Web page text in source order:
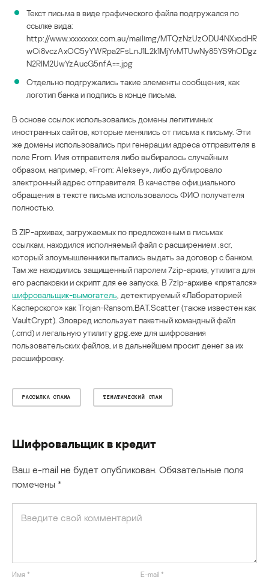
Текст письма в виде графического файла подгружался по
ссылке вида:
http://www.хххххххх.com.au/mailimg/MTQzNzUzODU4NXxodHR
wOi8vczAxOC5yYWRpa2FsLnJ1L2k1MjYvMTUwNy85YS9hODgz
N2RlM2UwYzAucG5nfA==.jpg
Отдельно подгружались такие элементы сообщения, как
логотип банка и подпись в конце письма.
В основе ссылок использовались домены легитимных
иностранных сайтов, которые менялись от письма к письму. Эти
же домены использовались при генерации адреса отправителя в
поле From. Имя отправителя либо выбиралось случайным
образом, например, «From: Aleksey», либо дублировало
электронный адрес отправителя. В качестве официального
обращения в тексте письма использовалось ФИО получателя
полностью.
В ZIP-архивах, загружаемых по предложенным в письмах
ссылкам, находился исполняемый файл с расширением .scr,
который злоумышленники пытались выдать за договор с банком.
Там же находились защищенный паролем 7zip-архив, утилита для
его распаковки и скрипт для ее запуска. В 7zip-архиве «прятался»
шифровальщик-вымогатель , детектируемый «Лабораторией
Касперского» как Trojan-Ransom.BAT.Scatter (также известен как
VaultCrypt). Зловред использует пакетный командный файл
(.cmd) и легальную утилиту gpg.exe для шифрования
пользовательских файлов, и в дальнейшем просит денег за их
расшифровку.
РАССЫЛКА СПАМА ТЕМАТИЧЕСКИЙ СПАМ
Шифровальщик в кредит
Ваш e-mail не будет опубликован. Обязательные поля
помечены *
Имя * E-mail *